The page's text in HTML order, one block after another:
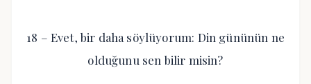
18 – Evet, bir daha söylüyorum: Din gününün ne
olduğunu sen bilir misin?